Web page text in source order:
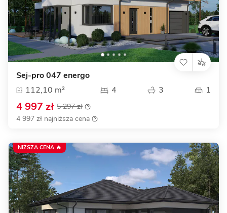
Sej-pro 047 energo
112,10 m²
4 3 1
4 997 zł 5 297 zł
4 997 zł najniższa cena
NIŻSZA CENA 🔥